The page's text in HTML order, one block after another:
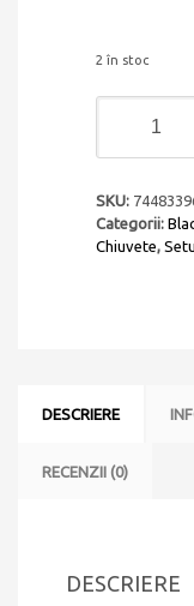
2 în stoc
Chiuveta
CookingAid
Cube
ON4110
Indiana
accesorii
SKU:
Categorii:
Chiuvete,
DESCRIERE
RECENZII (0)
DESCRIERE